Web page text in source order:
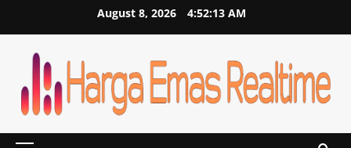
August 8, 2026 4:52:14 AM